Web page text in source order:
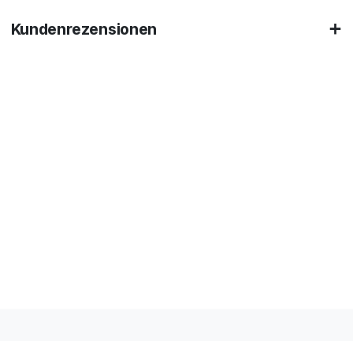
Kundenrezensionen